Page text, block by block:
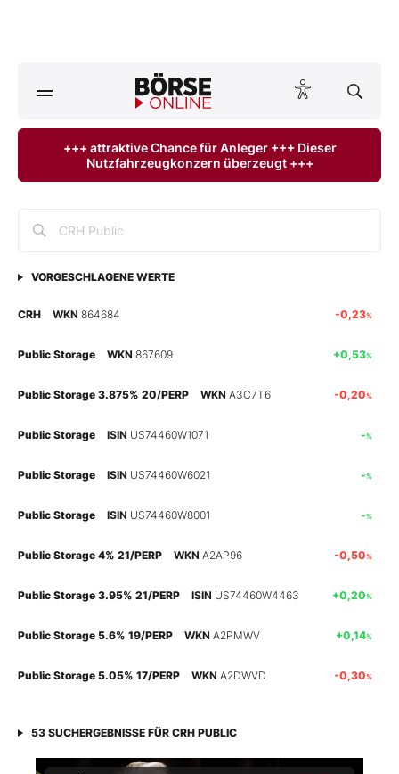
ktuelle Ausgabe BÖRSE ONLINE lesen
Experten
Mein B:O
Folgen Sie uns
+++ attraktive Chance für Anleger +++ Dieser
Nutzfahrzeugkonzern überzeugt +++
VORGESCHLAGENE WERTE
CRH WKN 864684 -0,23%
Public Storage WKN 867609 +0,53%
Public Storage 3.875% 20/PERP WKN A3C7T6 -0,20%
Public Storage ISIN US74460W1071 -%
Public Storage ISIN US74460W6021 -%
Public Storage ISIN US74460W8001 -%
Public Storage 4% 21/PERP WKN A2AP96 -0,50%
Public Storage 3.95% 21/PERP ISIN US74460W4463 +0,20%
Public Storage 5.6% 19/PERP WKN A2PMWV +0,14%
Public Storage 5.05% 17/PERP WKN A2DWVD -0,30%
53 SUCHERGEBNISSE FÜR CRH PUBLIC